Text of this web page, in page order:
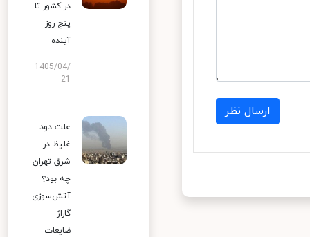
ارسال نظر
در کشور تا
پنج روز
آینده
1405/04/
علت دود
غلیظ در
شرق تهران
چه بود؟
آتش‌سوزی
گاراژ
ضایعات